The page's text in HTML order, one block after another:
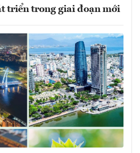
triển trong giai đoạn mới